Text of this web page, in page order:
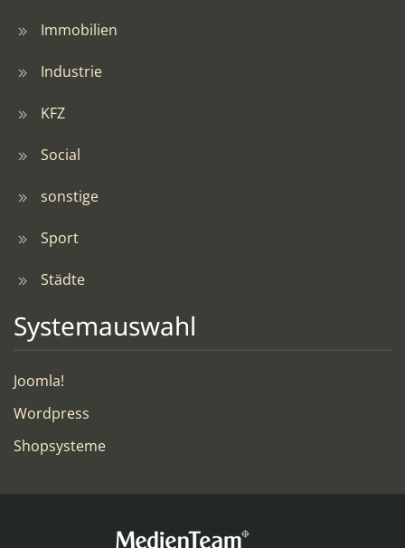
Immobilien
Industrie
KFZ
Social
sonstige
Sport
Städte
Systemauswahl
Joomla!
Wordpress
Shopsysteme